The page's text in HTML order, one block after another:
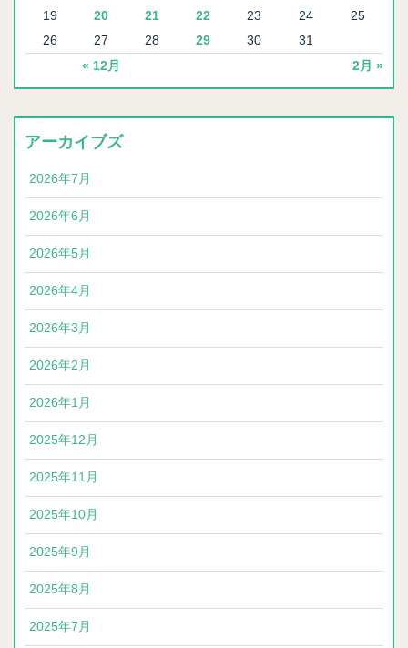
« 12月 2月 »
19
20 21 22 23 24
25
26
27 28 29 30 31
アーカイブズ
2026年7月
2026年6月
2026年5月
2026年4月
2026年3月
2026年2月
2026年1月
2025年12月
2025年11月
2025年10月
2025年9月
2025年8月
2025年7月